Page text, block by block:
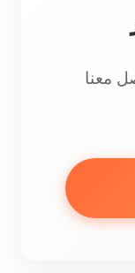
معنا